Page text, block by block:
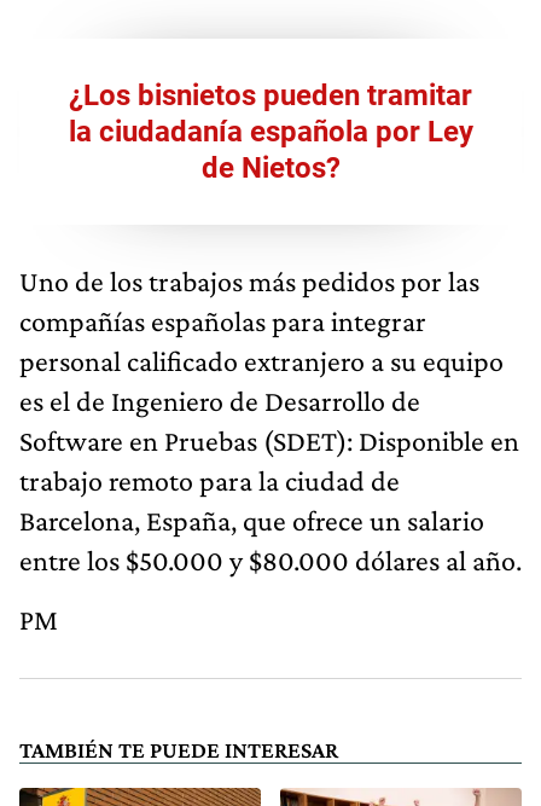
¿Los bisnietos pueden tramitar
la ciudadanía española por Ley
de Nietos?
Uno de los trabajos más pedidos por las
compañías españolas para integrar
personal calificado extranjero a su equipo
es el de Ingeniero de Desarrollo de
Software en Pruebas (SDET): Disponible en
trabajo remoto para la ciudad de
Barcelona, España, que ofrece un salario
entre los $50.000 y $80.000 dólares al año.
PM
TAMBIÉN TE PUEDE INTERESAR